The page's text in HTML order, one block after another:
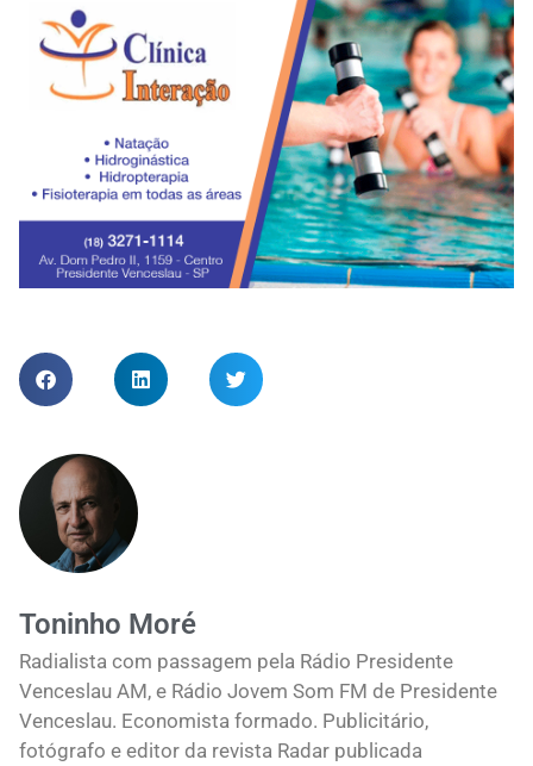
Toninho Moré
Radialista com passagem pela Rádio Presidente
Venceslau AM, e Rádio Jovem Som FM de Presidente
Venceslau. Economista formado. Publicitário,
fotógrafo e editor da revista Radar publicada